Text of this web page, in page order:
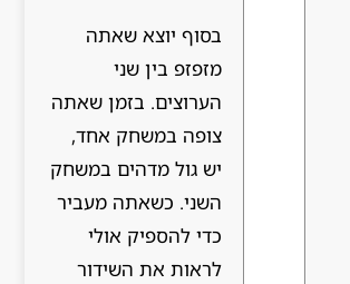
בסוף יוצא שאתה
מזפזפ בין שני
הערוצים. בזמן שאתה
צופה במשחק אחד,
יש גול מדהים במשחק
השני. כשאתה מעביר
כדי להספיק אולי
לראות את השידור